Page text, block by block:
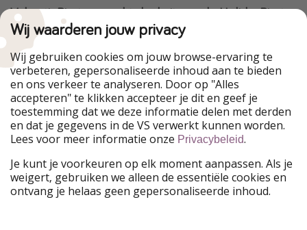
VakantiePiraten maakt deel uit van de HolidayPirates
Group
Onze markten
PiratinViaggio
HolidayPirates
WakacyjniPiraci
VoyagesPirates
Ferienpiraten
Urlaubspiraten
Urlaubspiraten
ViajerosPiratas
TravelPirates
HolidayPirates Group
Leer ons kennen Juridisch
Wij waarderen jouw privacy
Wij gebruiken cookies om jouw browse-ervaring te
verbeteren, gepersonaliseerde inhoud aan te bieden
en ons verkeer te analyseren. Door op "Alles
accepteren" te klikken accepteer je dit en geef je
toestemming dat we deze informatie delen met derden
en dat je gegevens in de VS verwerkt kunnen worden.
Lees voor meer informatie onze Privacybeleid.
Je kunt je voorkeuren op elk moment aanpassen. Als je
weigert, gebruiken we alleen de essentiële cookies en
ontvang je helaas geen gepersonaliseerde inhoud.